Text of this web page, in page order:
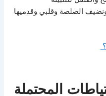
الصلصة وقلبي وقدميها
المحتملة